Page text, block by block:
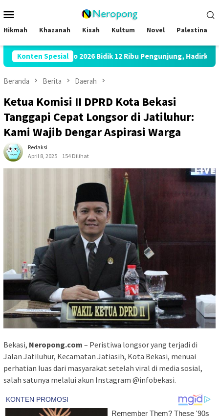
ke
kontenMobile
Hikmah Khazanah Kisah Kultum Novel Palestina
Konten Spesial
Expo 2026 Bidik 12 Ribu Pengunjung, Hadirkan Bazar Halal
Beranda Berita Daerah
Ketua Komisi II DPRD Kota Bekasi
Tanggapi Cepat Longsor di Jatiluhur:
Kami Wajib Dengar Aspirasi Warga
Redaksi
April 8, 2025
154 Dilihat
Bekasi, Neropong.com – Peristiwa longsor yang terjadi di
Jalan Jatiluhur, Kecamatan Jatiasih, Kota Bekasi, menuai
perhatian luas dari masyarakat setelah viral di media sosial,
salah satunya melalui akun Instagram @infobekasi.